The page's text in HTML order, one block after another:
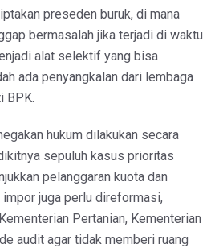
preseden buruk, di mana
bermasalah jika terjadi di waktu
alat selektif yang bisa
ada penyangkalan dari lembaga
BPK.
hukum dilakukan secara
sepuluh kasus prioritas
pelanggaran kuota dan
juga perlu direformasi,
Pertanian, Kementerian
audit agar tidak memberi ruang